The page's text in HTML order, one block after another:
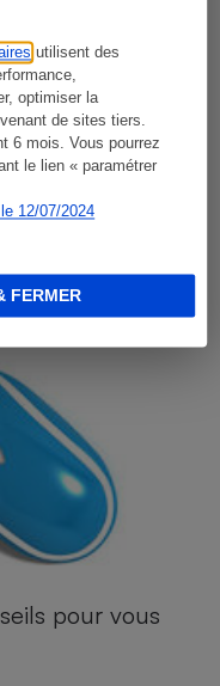
utilisent des
optimiser la
de sites tiers.
6 mois. Vous pourrez
le lien « paramétrer
12/07/2024
FERMER
CoffeeB (vidéo)
pour vous